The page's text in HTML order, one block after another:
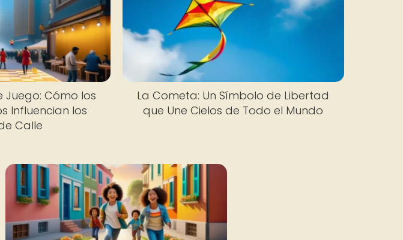
Juego: Cómo los
Influencian los
Calle
La Cometa: Un Símbolo de Libertad
que Une Cielos de Todo el Mundo